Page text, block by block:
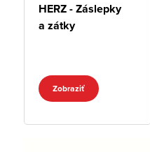
HERZ - Záslepky
a zátky
Zobraziť